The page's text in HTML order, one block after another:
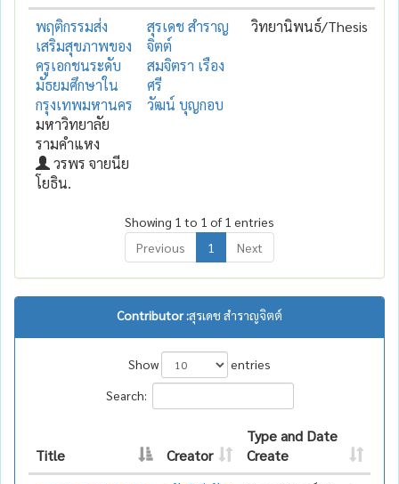
พฤติกรรมส่ง
เสริมสุขภาพของ
ครูเอกชนระดับ
มัธยมศึกษาใน
กรุงเทพมหานคร
มหาวิทยาลัย
รามคำแหง
วรพร จายนีย
โยธิน.
สุรเดช สำราญ
จิตต์
สมจิตรา เรือง
ศรี
วัฒน์ บุญกอบ
วิทยานิพนธ์/Thesis
Showing 1 to 1 of 1 entries
Previous
1 Next
Contributor :สุรเดช สำราญจิตต์
Show
entries
Search:
Title Creator
Type and Date
Create